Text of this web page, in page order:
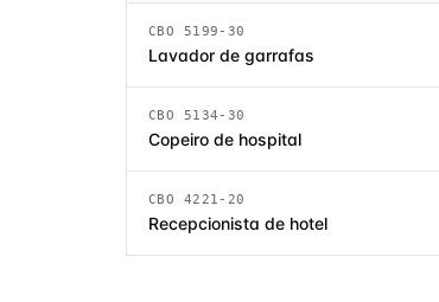
CBO 5199-30
Lavador de garrafas
CBO 5134-30
Copeiro de hospital
CBO 4221-20
Recepcionista de hotel